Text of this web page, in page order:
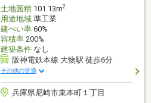
土地面積101.13m2
用途地域準工業
建ぺい率60%
容積率200%
建築条件なし
阪神電鉄本線 大物駅 徒歩6分
その他の交通
兵庫県尼崎市東本町１丁目